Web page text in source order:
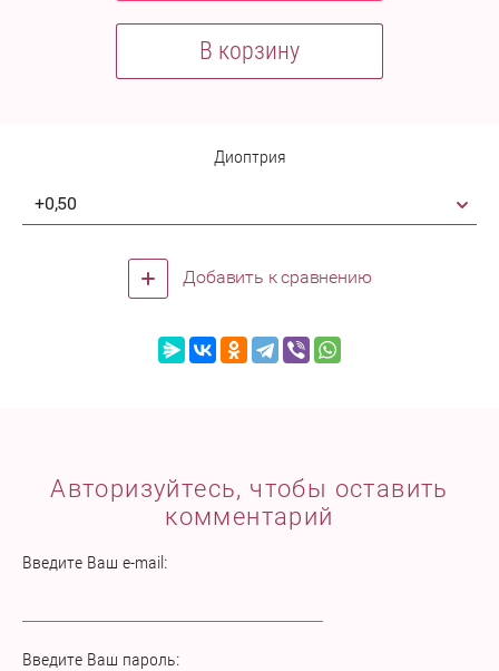
В корзину
Диоптрия
+0,50
Добавить к сравнению
Авторизуйтесь, чтобы оставить
комментарий
Введите Ваш e-mail:
Введите Ваш пароль: